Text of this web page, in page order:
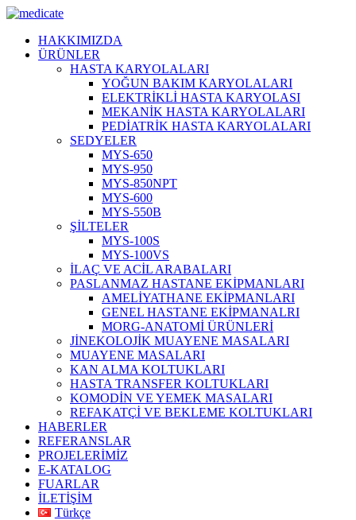
HAKKIMIZDA
ÜRÜNLER
HASTA KARYOLALARI
YOĞUN BAKIM KARYOLALARI
ELEKTRİKLİ HASTA KARYOLASI
MEKANİK HASTA KARYOLALARI
PEDİATRİK HASTA KARYOLALARI
SEDYELER
MYS-650
MYS-950
MYS-850NPT
MYS-600
MYS-550B
ŞİLTELER
MYS-100S
MYS-100VS
İLAÇ VE ACİL ARABALARI
PASLANMAZ HASTANE EKİPMANLARI
AMELİYATHANE EKİPMANLARI
GENEL HASTANE EKİPMANALRI
MORG-ANATOMİ ÜRÜNLERİ
JİNEKOLOJİK MUAYENE MASALARI
MUAYENE MASALARI
KAN ALMA KOLTUKLARI
HASTA TRANSFER KOLTUKLARI
KOMODİN VE YEMEK MASALARI
REFAKATÇİ VE BEKLEME KOLTUKLARI
HABERLER
REFERANSLAR
PROJELERİMİZ
E-KATALOG
FUARLAR
İLETİŞİM
Türkçe